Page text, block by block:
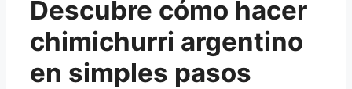
Descubre cómo hacer
chimichurri argentino
en simples pasos